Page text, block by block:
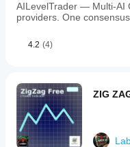
Dynamic Trendline Pro
접근법과 시장에 적합
동화하면서 실행과 리
하고자 하는 분들에게
화 🔬와 자신만의 거래
(결론) Dynamic
구가 아니라, 가장 널
를 기반으로 한 완전하
입니다. 여러분의 비전
위해 일하게 하세요!
AILevelTrader — Multi-AI
providers. One
4.2 (4)
ZIG